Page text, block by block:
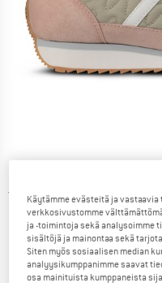
Yksityiskohtaiset tiedot
Käytämme evästeitä ja
verkkosivustomme
ja -toimintoja sekä analysoimme
sisältöjä ja mainontaa sekä
Siten myös sosiaalisen median
analyysikumppanimme saavat
osa mainituista kumppaneista